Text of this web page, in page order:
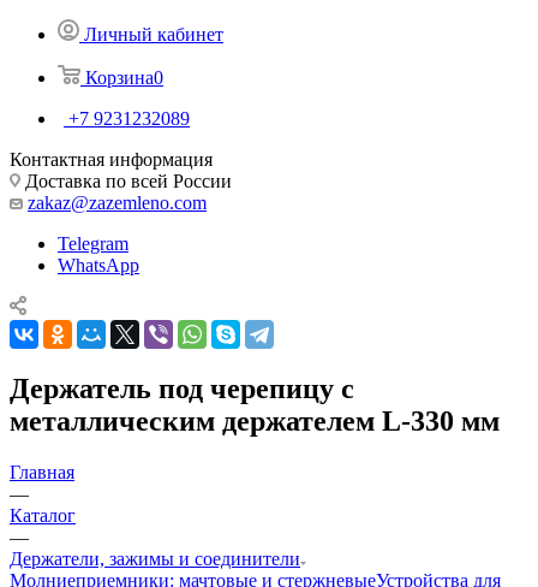
Личный кабинет
Корзина0
+7 9231232089
Контактная информация
Доставка по всей России
zakaz@zazemleno.com
Telegram
WhatsApp
Держатель под черепицу с
металлическим держателем L-330 мм
Главная
—
Каталог
—
Держатели, зажимы и соединители
Молниеприемники: мачтовые и стержневыеУстройства для